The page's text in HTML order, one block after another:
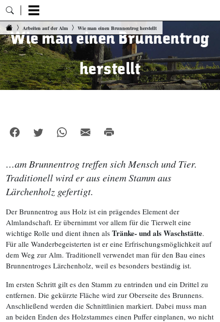
Zum Inhalt springen
Arbeiten auf der Alm Wie man einen Brunnentrog herstellt
Wie man einen Brunnentrog
herstellt
…am Brunnentrog treffen sich Mensch und Tier.
Traditionell wird er aus einem Stamm aus
Lärchenholz gefertigt.
Der Brunnentrog aus Holz ist ein prägendes Element der
Almlandschaft. Er übernimmt vor allem für die Tierwelt eine
wichtige Rolle und dient ihnen als Tränke- und als Waschstätte.
Für alle Wanderbegeisterten ist er eine Erfrischungsmöglichkeit auf
dem Weg zur Alm. Traditionell verwendet man für den Bau eines
Brunnentroges Lärchenholz, weil es besonders beständig ist.
Im ersten Schritt gilt es den Stamm zu entrinden und ein Drittel zu
entfernen. Die gekürzte Fläche wird zur Oberseite des Brunnens.
Anschließend werden die Schnittlinien markiert. Dabei muss man
an beiden Enden des Holzstammes einen Puffer einplanen, wo nicht